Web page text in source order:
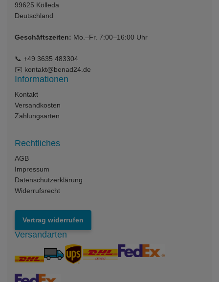
99625 Kölleda
Deutschland
Geschäftszeiten: Mo.–Fr. 7:00–16:00 Uhr
📞 +49 3635 483304
✉️ kontakt@benad24.de
Informationen
Kontakt
Versandkosten
Zahlungsarten
Rechtliches
AGB
Impressum
Datenschutzerklärung
Widerrufsrecht
Vertrag widerrufen
Versandarten